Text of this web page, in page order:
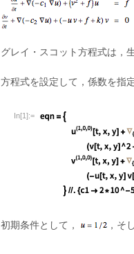
グレイ・スコット方程式は，
方程式を設定して，係数を指
In[1]:=
初期条件として， ，そ